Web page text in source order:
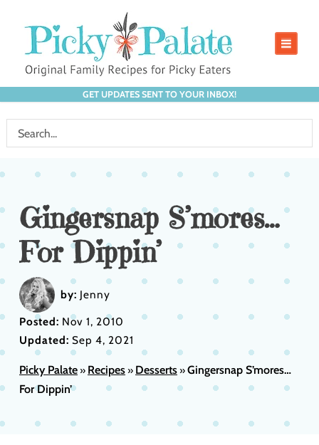
GET UPDATES SENT TO YOUR INBOX!
Gingersnap S’mores…
For Dippin’
by: Jenny
Posted: Nov 1, 2010
Updated: Sep 4, 2021
Picky Palate» Recipes» Desserts»Gingersnap S’mores…
For Dippin’